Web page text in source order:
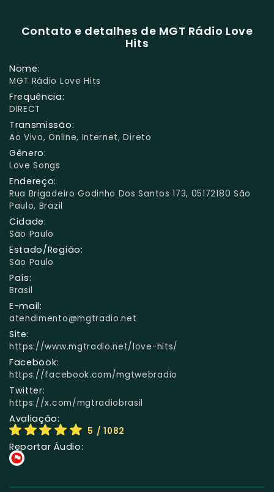
Contato e detalhes de MGT Rádio Love
Hits
Nome:
MGT Rádio Love Hits
Frequência:
DIRECT
Transmissão:
Ao Vivo, Online, Internet, Direto
Gênero:
Love Songs
Endereço:
Rua Brigadeiro Godinho Dos Santos 173, 05172180 São
Paulo, Brazil
Cidade:
São Paulo
Estado/Região:
São Paulo
País:
Brasil
E-mail:
atendimento@mgtradio.net
Site:
https://www.mgtradio.net/love-hits/
Facebook:
https://facebook.com/mgtwebradio
Twitter:
https://x.com/mgtradiobrasil
Avaliação:
5 / 1082
Reportar Áudio: